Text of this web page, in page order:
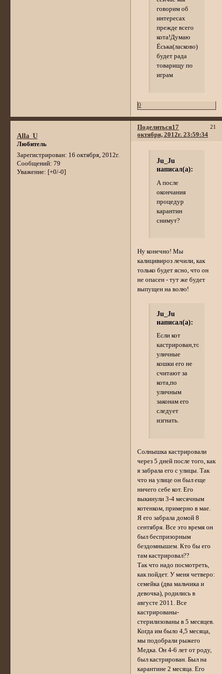
говорим об
интересах
прежде всего
кота!Думаю
Ёська(ласково)
будет рада
товарищу по
играм
0
Поделиться 21
17
октября, 2012г. 23:59:34
Alla_U
Любитель
Зарегистрирован: 16 октября, 2012г.
Сообщений: 79
Уважение: [+0/-0]
Ju_Ju
написал(а):
А после
окончания
процедур
карантин
снимут?
Ну конечно! Мы
калицивироз лечили, как
только будет ясно, что он
не опасен - тут же будет
выпущен на волю!
Ju_Ju
написал(а):
Если кот
кастрирован,то
уличные
кошки его не
считают за
кота,по
уличным
законам его
следует
изгнать.
Солнышка кастрировали
через 5 дней после того, как
я забрала его с улицы. Так
что на улице он был еще
ничего себе кот. Его
выкинули 3-4 месячным
котенком, примерно в мае.
Я его забрала домой 8
сентября. Все это время он
был беспризорным
бездомнышем. Кто бы его
там кастрировал??
Так что надо посмотреть,
как пойдет. У меня четверо:
семейка (два мальчика и
девочка), родились в
августе 2011. Все
кастрированы-
стерилизованы в 5 месяцев.
Когда им было 4,5 месяца,
мы подобрали рыжего
Медка. Он 4-6 лет от роду,
был кастрирован. Был на
карантине 2 месяца. Его